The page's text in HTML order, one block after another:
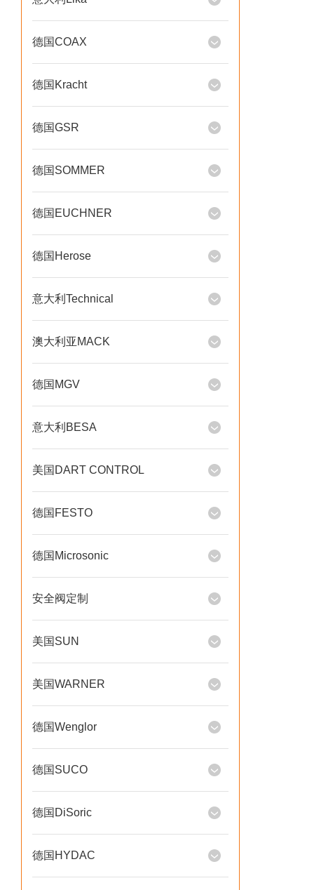
德国COAX
德国Kracht
德国GSR
德国SOMMER
德国EUCHNER
德国Herose
意大利Technical
澳大利亚MACK
德国MGV
意大利BESA
美国DART CONTROL
德国FESTO
德国Microsonic
安全阀定制
美国SUN
美国WARNER
德国Wenglor
德国SUCO
德国DiSoric
德国HYDAC